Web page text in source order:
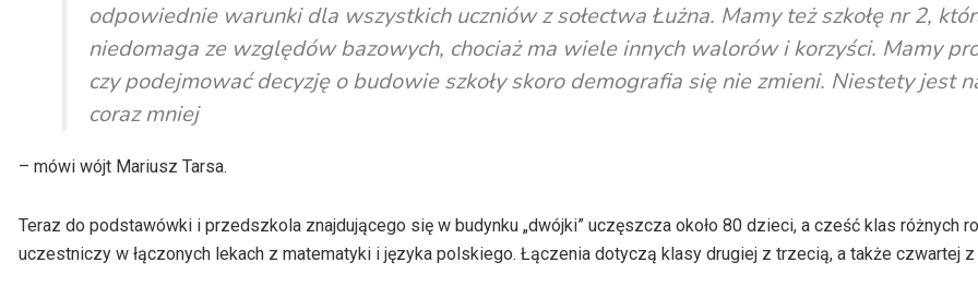
odpowiednie warunki dla wszystkich uczniów z sołectwa Łużna. Mamy też szkołę nr 2,
niedomaga ze względów bazowych, chociaż ma wiele innych walorów i korzyści. Mamy
czy podejmować decyzję o budowie szkoły skoro demografia się nie zmieni. Niestety jest
coraz mniej
– mówi wójt Mariusz Tarsa.
Teraz do podstawówki i przedszkola znajdującego się w budynku „dwójki” uczęszcza około 80 dzieci, a cześć klas różnych
uczestniczy w łączonych lekach z matematyki i języka polskiego. Łączenia dotyczą klasy drugiej z trzecią, a także czwartej z